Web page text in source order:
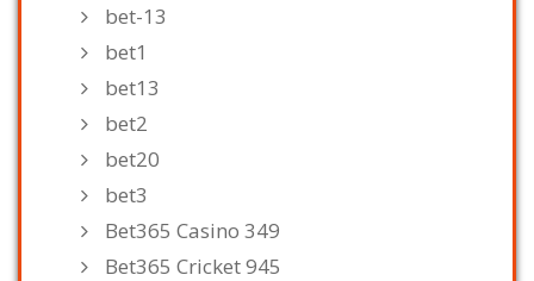
bet-13
bet1
bet13
bet2
bet20
bet3
Bet365 Casino 349
Bet365 Cricket 945